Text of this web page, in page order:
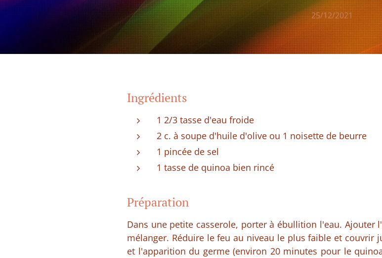
25/12/2021
Ingrédients
1 2/3 tasse d'eau froide
2 c. à soupe d'huile d'olive ou 1 noisette de beurre
1 pincée de sel
1 tasse de quinoa bien rincé
Préparation
Dans une petite casserole, porter à ébullition l'eau. Ajouter
mélanger. Réduire le feu au niveau le plus faible et couvrir
et l'apparition du germe (environ 20 minutes pour le